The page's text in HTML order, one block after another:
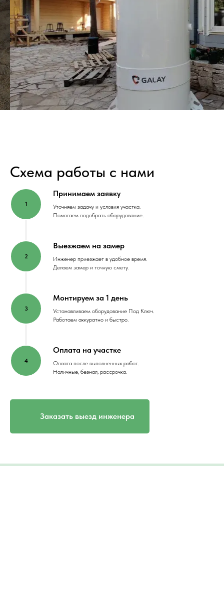
Схема работы с нами
Принимаем заявку
Уточняем задачу и условия участка.
Помогаем подобрать оборудование.
Выезжаем на замер
Инженер приезжает в удобное время.
Делаем замер и точную смету.
Монтируем за 1 день
Устанавливаем оборудование Под Ключ.
Работаем аккуратно и быстро.
Оплата на участке
Оплата после выполненных работ.
Наличные, безнал, рассрочка.
Заказать выезд инженера